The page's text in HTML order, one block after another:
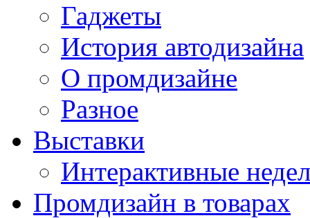
Гаджеты
История автодизайна
О промдизайне
Разное
Выставки
Интерактивные
Промдизайн в товарах